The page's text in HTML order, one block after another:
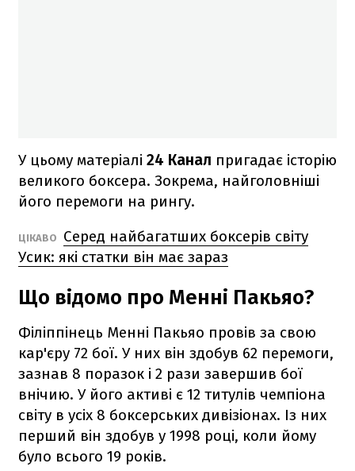
У цьому матеріалі 24 Канал пригадає історію
великого боксера. Зокрема, найголовніші
його перемоги на рингу.
ЦІКАВО
Серед найбагатших боксерів світу
Усик: які статки він має зараз
Що відомо про Менні Пакьяо?
Філіппінець Менні Пакьяо провів за свою
кар'єру 72 бої. У них він здобув 62 перемоги,
зазнав 8 поразок і 2 рази завершив бої
внічию. У його активі є 12 титулів чемпіона
світу в усіх 8 боксерських дивізіонах. Із них
перший він здобув у 1998 році, коли йому
було всього 19 років.